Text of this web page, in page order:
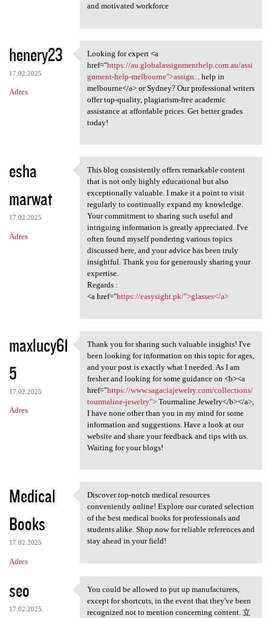
and motivated workforce
henery23
17.02.2025
Adres
Looking for expert <a href=
Looking for expert <a
href="https://au.globalassignmenthelp.com.au/assi
gnment-help-melbourne">assign...
help in
melbourne</a> or Sydney? Our professional writers
offer top-quality, plagiarism-free academic
assistance at affordable prices. Get better grades
today!
esha
marwat
17.02.2025
Adres
This blog consistently offers
This blog consistently offers remarkable content
that is not only highly educational but also
exceptionally valuable. I make it a point to visit
regularly to continually expand my knowledge.
Your commitment to sharing such useful and
intriguing information is greatly appreciated. I've
often found myself pondering various topics
discussed here, and your advice has been truly
insightful. Thank you for generously sharing your
expertise.
Regards :
<a href="https://easysight.pk/">glasses</a>
maxlucy61
5
17.02.2025
Adres
Thank you for sharing such
Thank you for sharing such valuable insights! I've
been looking for information on this topic for ages,
and your post is exactly what I needed. As I am
fresher and looking for some guidance on <b><a
href="https://www.sagaciajewelry.com/collections/
tourmaline-jewelry">Tourmaline Jewelry</b></a>,
I have none other than you in my mind for some
information and suggestions. Have a look at our
website and share your feedback and tips with us.
Waiting for your blogs!
Medical
Books
17.02.2025
Adres
Discover top-notch medical
Discover top-notch medical resources
conveniently online! Explore our curated selection
of the best medical books for professionals and
students alike. Shop now for reliable references and
stay ahead in your field!
seo
17.02.2025
You could be allowed to put
You could be allowed to put up manufacturers,
except for shortcuts, in the event that they've been
recognized not to mention concerning content. 立